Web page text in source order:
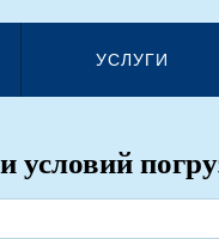
УСЛУГИ
условий